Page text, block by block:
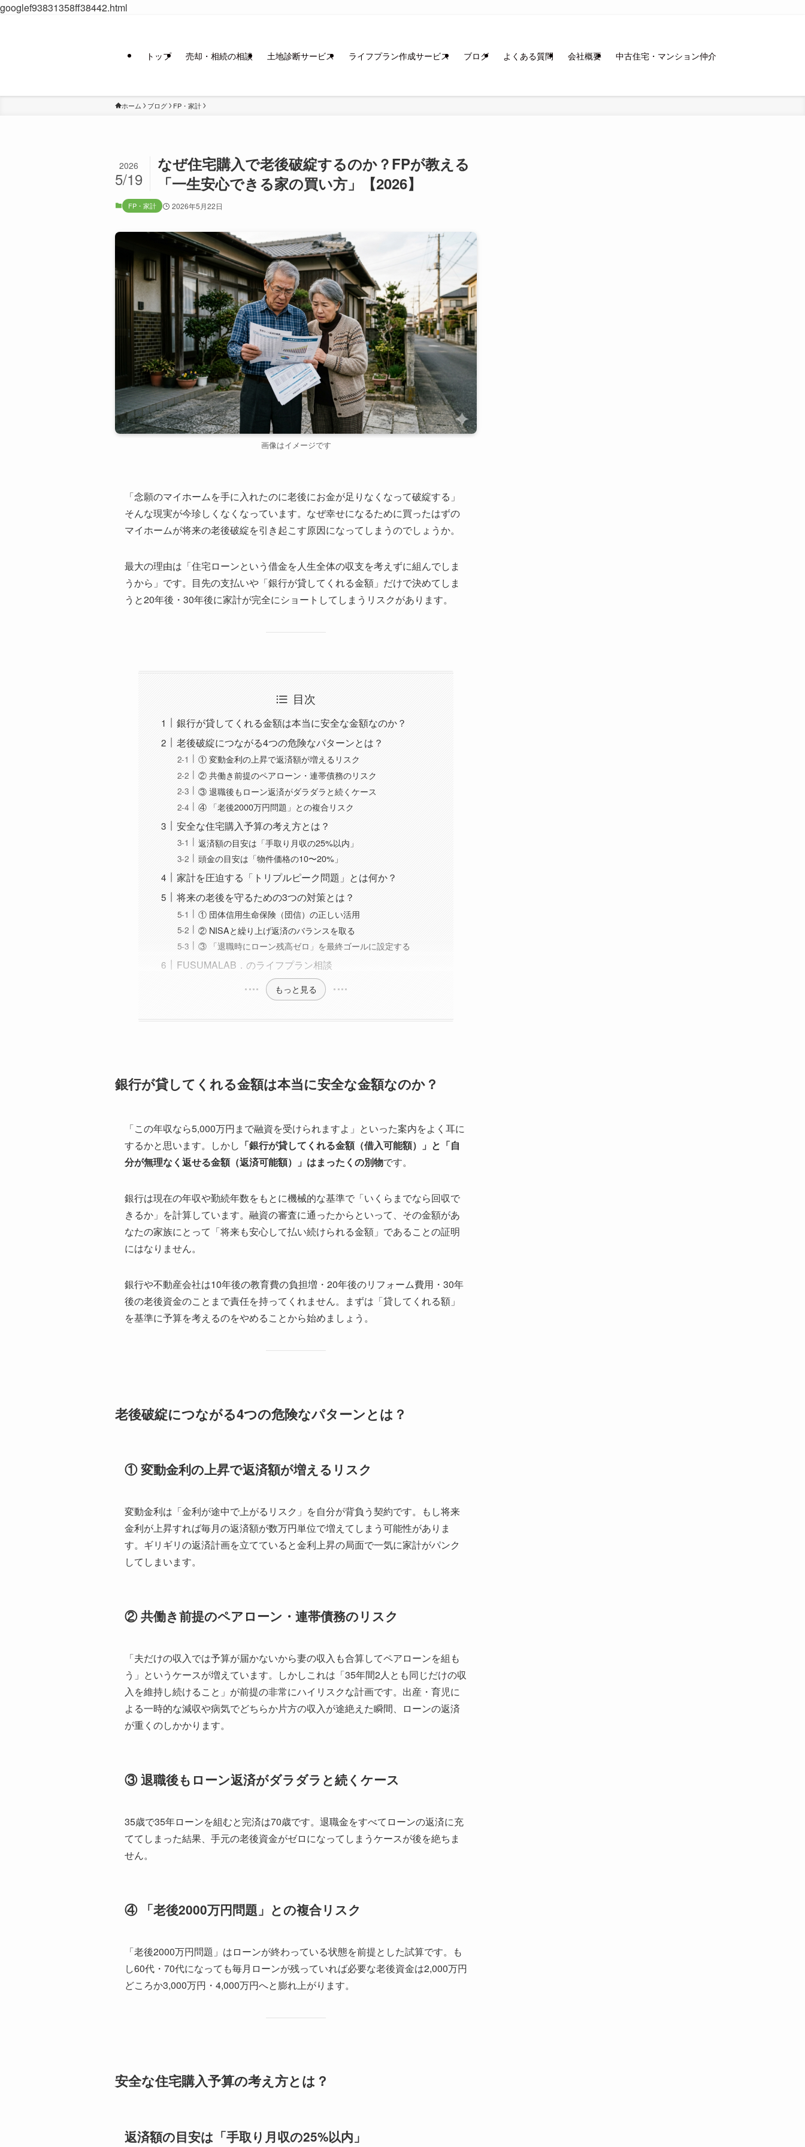
googlef93831358ff38442.html
トップ 売却・相続の相談 土地診断サービス ライフプラン作成サービス ブログ よくある質問 会社概要 中古住宅・マンション仲介
ホーム ブログ FP・家計
なぜ住宅購入で老後破綻するのか？FPが教える
「一生安心できる家の買い方」【2026】
2026
5/19
FP・家計 2026年5月22日
画像はイメージです
「念願のマイホームを手に入れたのに老後にお金が足りなくなって破綻する」
そんな現実が今珍しくなくなっています。なぜ幸せになるために買ったはずの
マイホームが将来の老後破綻を引き起こす原因になってしまうのでしょうか。
最大の理由は「住宅ローンという借金を人生全体の収支を考えずに組んでしま
うから」です。目先の支払いや「銀行が貸してくれる金額」だけで決めてしま
うと20年後・30年後に家計が完全にショートしてしまうリスクがあります。
目次
銀行が貸してくれる金額は本当に安全な金額なのか？
老後破綻につながる4つの危険なパターンとは？
① 変動金利の上昇で返済額が増えるリスク
② 共働き前提のペアローン・連帯債務のリスク
③ 退職後もローン返済がダラダラと続くケース
④ 「老後2000万円問題」との複合リスク
安全な住宅購入予算の考え方とは？
返済額の目安は「手取り月収の25%以内」
頭金の目安は「物件価格の10〜20%」
家計を圧迫する「トリプルピーク問題」とは何か？
将来の老後を守るための3つの対策とは？
① 団体信用生命保険（団信）の正しい活用
② NISAと繰り上げ返済のバランスを取る
③ 「退職時にローン残高ゼロ」を最終ゴールに設定する
FUSUMALAB．のライフプラン相談
もっと見る
銀行が貸してくれる金額は本当に安全な金額なのか？
「この年収なら5,000万円まで融資を受けられますよ」といった案内をよく耳に
するかと思います。しかし 「銀行が貸してくれる金額（借入可能額）」と「自
分が無理なく返せる金額（返済可能額）」はまったくの別物です。
銀行は現在の年収や勤続年数をもとに機械的な基準で「いくらまでなら回収で
きるか」を計算しています。融資の審査に通ったからといって、その金額があ
なたの家族にとって「将来も安心して払い続けられる金額」であることの証明
にはなりません。
銀行や不動産会社は10年後の教育費の負担増・20年後のリフォーム費用・30年
後の老後資金のことまで責任を持ってくれません。まずは「貸してくれる額」
を基準に予算を考えるのをやめることから始めましょう。
老後破綻につながる4つの危険なパターンとは？
① 変動金利の上昇で返済額が増えるリスク
変動金利は「金利が途中で上がるリスク」を自分が背負う契約です。もし将来
金利が上昇すれば毎月の返済額が数万円単位で増えてしまう可能性がありま
す。ギリギリの返済計画を立てていると金利上昇の局面で一気に家計がパンク
してしまいます。
② 共働き前提のペアローン・連帯債務のリスク
「夫だけの収入では予算が届かないから妻の収入も合算してペアローンを組も
う」というケースが増えています。しかしこれは「35年間2人とも同じだけの収
入を維持し続けること」が前提の非常にハイリスクな計画です。出産・育児に
よる一時的な減収や病気でどちらか片方の収入が途絶えた瞬間、ローンの返済
が重くのしかかります。
③ 退職後もローン返済がダラダラと続くケース
35歳で35年ローンを組むと完済は70歳です。退職金をすべてローンの返済に充
ててしまった結果、手元の老後資金がゼロになってしまうケースが後を絶ちま
せん。
④ 「老後2000万円問題」との複合リスク
「老後2000万円問題」はローンが終わっている状態を前提とした試算です。も
し60代・70代になっても毎月ローンが残っていれば必要な老後資金は2,000万円
どころか3,000万円・4,000万円へと膨れ上がります。
安全な住宅購入予算の考え方とは？
返済額の目安は「手取り月収の25%以内」